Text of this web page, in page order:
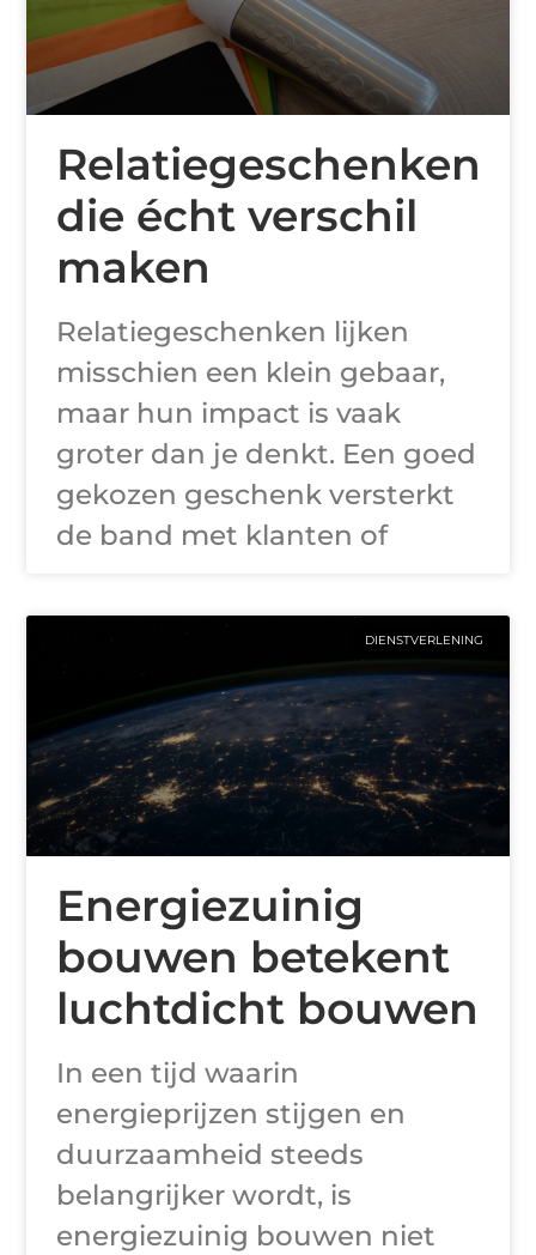
Relatiegeschenken
die écht verschil
maken
Relatiegeschenken lijken
misschien een klein gebaar,
maar hun impact is vaak
groter dan je denkt. Een goed
gekozen geschenk versterkt
de band met klanten of
DIENSTVERLENING
Energiezuinig
bouwen betekent
luchtdicht bouwen
In een tijd waarin
energieprijzen stijgen en
duurzaamheid steeds
belangrijker wordt, is
energiezuinig bouwen niet